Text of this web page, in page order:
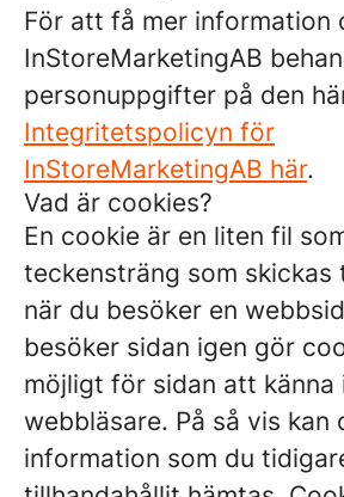
För att få mer information
InStoreMarketingAB
personuppgifter på den
Integritetspolicyn för
InStoreMarketingAB här.
Vad är cookies?
En cookie är en liten fil
teckensträng som skickas
när du besöker en
besöker sidan igen gör
möjligt för sidan att känna
webbläsare. På så vis kan
information som du